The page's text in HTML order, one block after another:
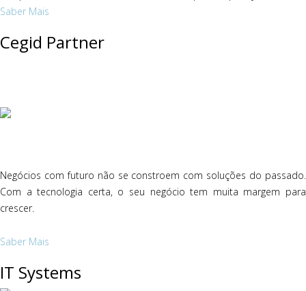
Saber Mais
Cegid Partner
Negócios com futuro não se constroem com soluções do passado.
Com a tecnologia certa, o seu negócio tem muita margem para
crescer.
Saber Mais
IT Systems